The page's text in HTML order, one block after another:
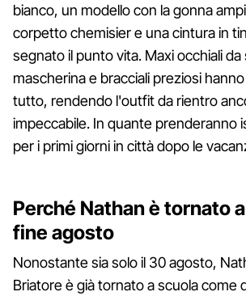
bianco, un modello con la gonna
corpetto chemisier e una cintura in
segnato il punto vita. Maxi occhiali da
mascherina e bracciali preziosi
tutto, rendendo l'outfit da rientro
impeccabile. In quante prenderanno
per i primi giorni in città dopo le
Perché Nathan è tornato
fine agosto
Nonostante sia solo il 30 agosto,
Briatore è già tornato a scuola come